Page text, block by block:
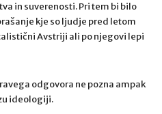
in suverenosti. Pri tem bi bilo
kje so ljudje pred letom
Avstriji ali po njegovi lepi
odgovora ne pozna ampak
ideologiji.